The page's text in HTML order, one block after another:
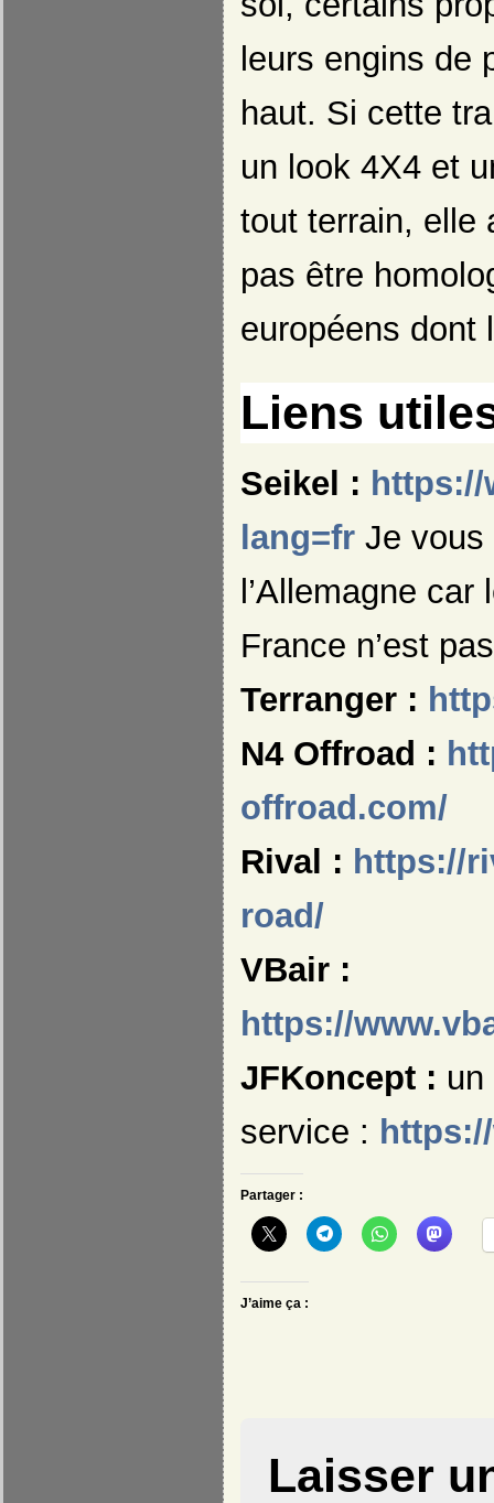
leurs engins de
haut. Si cette
un look 4X4 et
tout terrain, elle
pas être
européens dont
Liens
Seikel :
lang=fr Je vous
l’Allemagne
France n’est
Terranger :
N4 Offroad :
offroad.com/
Rival : https://
road/
VBair :
https://
JFKoncept :
service :
Partager :
J’aime ça :
Laisser